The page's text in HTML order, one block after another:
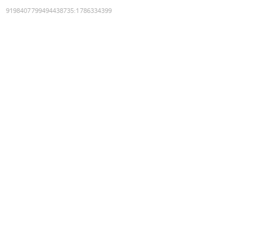
9198407799494438735:1786334399